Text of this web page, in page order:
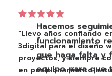
Hacemos
funcionamiento
que haga falta y
equipo para que
“Llevo años confiando
3digital para el diseño
proyectos, y siempre
en posicionamiento